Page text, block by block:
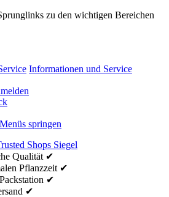
zu den wichtigen Bereichen
Informationen und Service
springen
Qualität ✔
Pflanzzeit ✔
✔
✔